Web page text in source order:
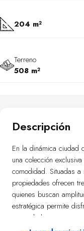
204 m²
Terreno
508 m²
Descripción
En la dinámica ciudad
una colección
comodidad. Situadas
propiedades ofrecen
quienes buscan
estratégica permite
como de las